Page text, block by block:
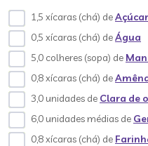
1,5 xícaras (chá) de
0,5 xícaras (chá) deÁgua
5,0 colheres (sopa) de
0,8 xícaras (chá) de
3,0 unidades de Clara de
6,0 unidades médias de
0,8 xícaras (chá) de